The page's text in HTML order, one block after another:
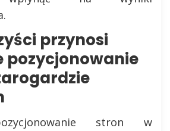
przynosi
pozycjonowanie
stron w